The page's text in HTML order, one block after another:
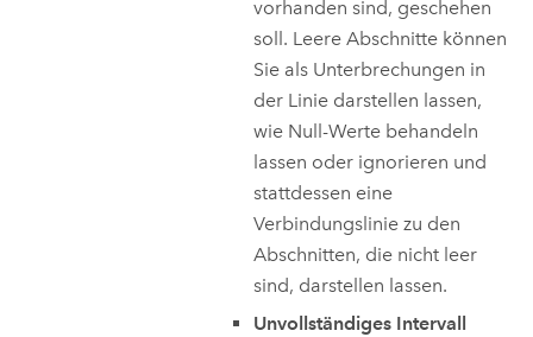
vorhanden sind, geschehen
soll. Leere Abschnitte können
Sie als Unterbrechungen in
der Linie darstellen lassen,
wie Null-Werte behandeln
lassen oder ignorieren und
stattdessen eine
Verbindungslinie zu den
Abschnitten, die nicht leer
sind, darstellen lassen.
Unvollständiges Intervall